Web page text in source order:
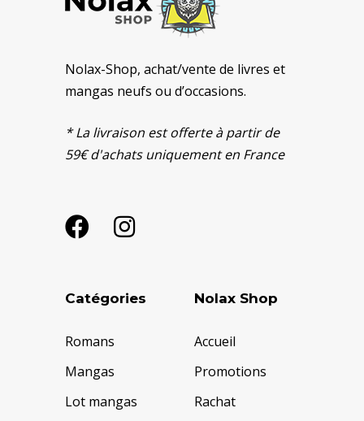
Nolax-Shop, achat/vente de livres et
mangas neufs ou d’occasions.
* La livraison est offerte à partir de
59€ d'achats uniquement en France
Catégories
Romans
Mangas
Lot mangas
Nolax Shop
Accueil
Promotions
Rachat